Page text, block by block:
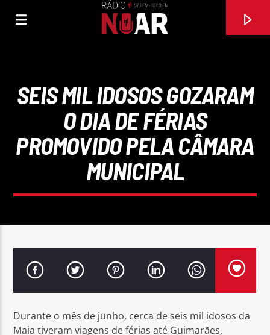
FAIXA ATUAL
SE EU SOUBESSE (FEAT TONY CARREIRA)
DAVID CARREIRA
SEIS MIL IDOSOS GOZARAM
O DIA DE FÉRIAS
PROMOVIDO PELA CÂMARA
MUNICIPAL
Durante o mês de junho, cerca de seis mil idosos da
Maia tiveram viagens de férias até Guimarães,